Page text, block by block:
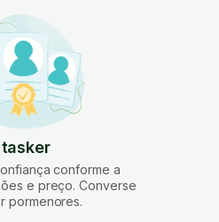
conforme a
e preço. Converse
pormenores.